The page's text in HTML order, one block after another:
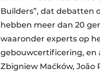
Builders”, dat debatten
hebben meer dan 20
waaronder experts op
gebouwcertificering, en
Zbigniew Maćków, João